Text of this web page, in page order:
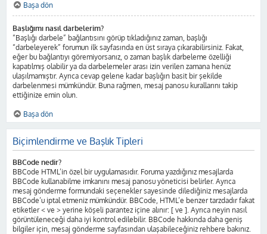
Başa dön
Başlığımı nasıl darbelerim?
“Başlığı darbele” bağlantısını görüp tıkladığınız zaman, başlığı
“darbeleyerek” forumun ilk sayfasında en üst sıraya çıkarabilirsiniz. Fakat,
eğer bu bağlantıyı göremiyorsanız, o zaman başlık darbeleme özelliği
kapatılmış olabilir ya da darbelemeler arası izin verilen zamana henüz
ulaşılmamıştır. Ayrıca cevap gelene kadar başlığın basit bir şekilde
darbelenmesi mümkündür. Buna rağmen, mesaj panosu kurallarını takip
ettiğinize emin olun.
Başa dön
Biçimlendirme ve Başlık Tipleri
BBCode nedir?
BBCode HTML’in özel bir uygulamasıdır. Foruma yazdığınız mesajlarda
BBCode kullanabilme imkanını mesaj panosu yöneticisi belirler. Ayrıca
mesaj gönderme formundaki seçenekler sayesinde dilediğiniz mesajlarda
BBCode’u iptal etmeniz mümkündür. BBCode, HTML’e benzer tarzdadır fakat
etiketler < ve > yerine köşeli parantez içine alınır: [ ve ]. Ayrıca neyin nasıl
görüntüleneceği daha iyi kontrol edilebilir. BBCode hakkında daha geniş
bilgiler için, mesaj gönderme sayfasından ulaşabileceğiniz rehbere bakınız.